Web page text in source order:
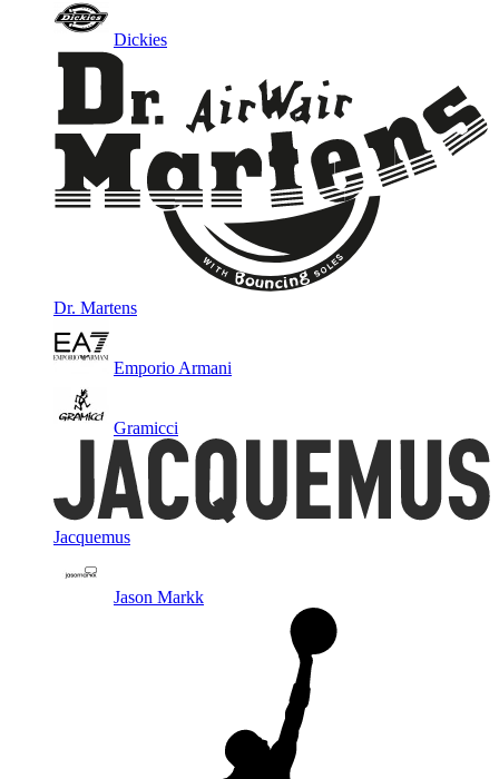
Dickies
Dr. Martens
Emporio Armani
Gramicci
Jacquemus
Jason Markk